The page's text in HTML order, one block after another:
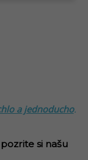
a jednoducho.
si našu